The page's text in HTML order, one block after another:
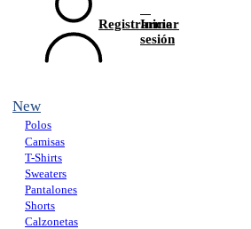
Iniciar
sesión
Registrarme
New
Polos
Camisas
T-Shirts
Sweaters
Pantalones
Shorts
Calzonetas